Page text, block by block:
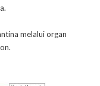
melalui organ